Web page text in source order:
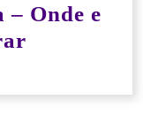
Onde e